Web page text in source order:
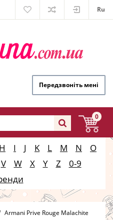
Ru
Передзвоніть мені
0
H I J K L M N
O
V W X Y Z
0-9
Armani Prive Rouge Malachite